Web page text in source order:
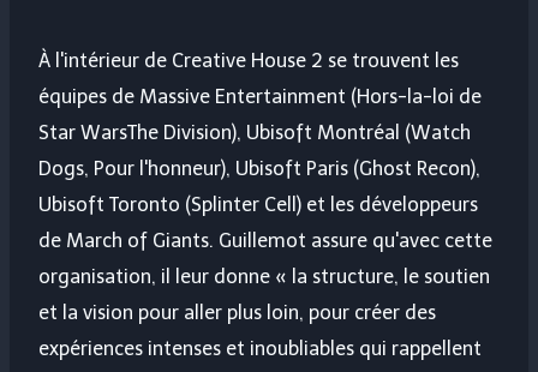
À l'intérieur de Creative House 2 se trouvent les
équipes de Massive Entertainment (Hors-la-loi de
Star WarsThe Division), Ubisoft Montréal (Watch
Dogs, Pour l'honneur), Ubisoft Paris (Ghost Recon),
Ubisoft Toronto (Splinter Cell) et les développeurs
de March of Giants. Guillemot assure qu'avec cette
organisation, il leur donne « la structure, le soutien
et la vision pour aller plus loin, pour créer des
expériences intenses et inoubliables qui rappellent